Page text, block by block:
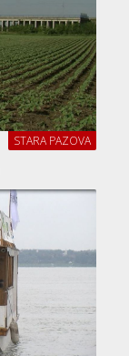
STARA PAZOVA